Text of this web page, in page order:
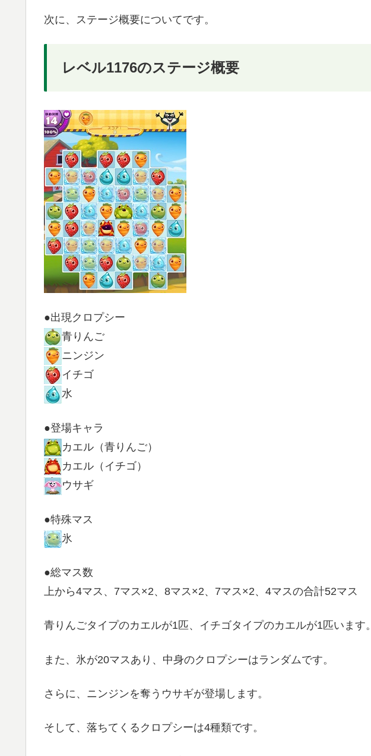
次に、ステージ概要についてです。
レベル1176のステージ概要
●出現クロプシー
青りんご
ニンジン
イチゴ
水
●登場キャラ
カエル（青りんご）
カエル（イチゴ）
ウサギ
●特殊マス
氷
●総マス数
上から4マス、7マス×2、8マス×2、7マス×2、4マスの合計52マス
青りんごタイプのカエルが1匹、イチゴタイプのカエルが1匹います。
また、氷が20マスあり、中身のクロプシーはランダムです。
さらに、ニンジンを奪うウサギが登場します。
そして、落ちてくるクロプシーは4種類です。